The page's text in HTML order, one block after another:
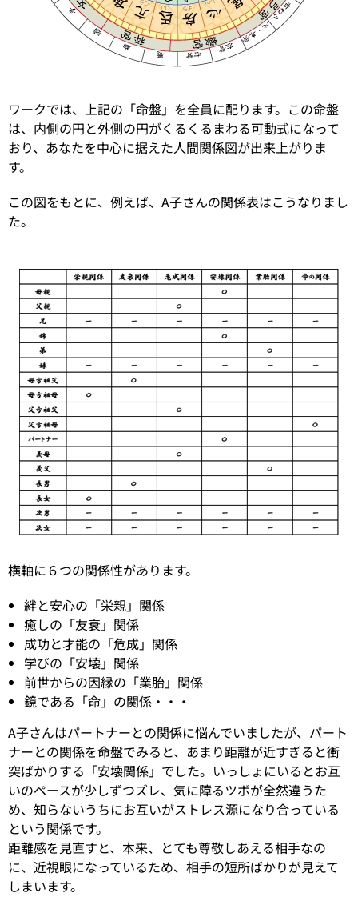
ワークでは、上記の「命盤」を全員に配ります。この命盤
は、内側の円と外側の円がくるくるまわる可動式になって
おり、あなたを中心に据えた人間関係図が出来上がりま
す。
この図をもとに、例えば、A子さんの関係表はこうなりまし
た。
横軸に６つの関係性があります。
絆と安心の「栄親」関係
癒しの「友衰」関係
成功と才能の「危成」関係
学びの「安壊」関係
前世からの因縁の「業胎」関係
鏡である「命」の関係・・・
A子さんはパートナーとの関係に悩んでいましたが、パート
ナーとの関係を命盤でみると、あまり距離が近すぎると衝
突ばかりする「安壊関係」でした。いっしょにいるとお互
いのペースが少しずつズレ、気に障るツボが全然違うた
め、知らないうちにお互いがストレス源になり合っている
という関係です。
距離感を見直すと、本来、とても尊敬しあえる相手なの
に、近視眼になっているため、相手の短所ばかりが見えて
しまいます。